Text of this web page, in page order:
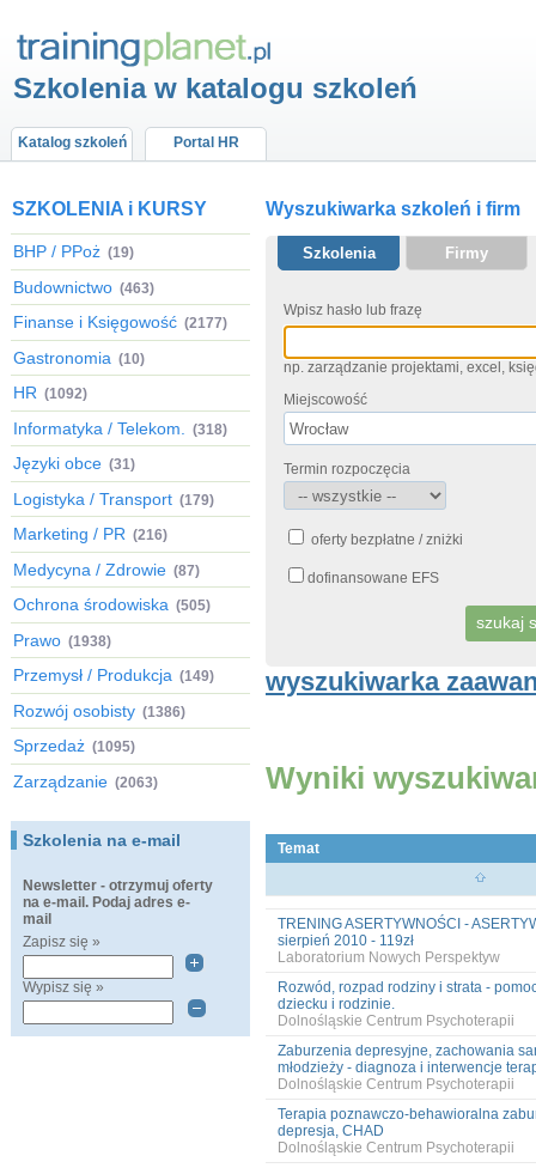
Szkolenia w katalogu szkoleń
Katalog szkoleń Portal HR
SZKOLENIA i KURSY
BHP / PPoż (19)
Budownictwo (463)
Finanse i Księgowość (2177)
Gastronomia (10)
HR (1092)
Informatyka / Telekom. (318)
Języki obce (31)
Logistyka / Transport (179)
Marketing / PR (216)
Medycyna / Zdrowie (87)
Ochrona środowiska (505)
Prawo (1938)
Przemysł / Produkcja (149)
Rozwój osobisty (1386)
Sprzedaż (1095)
Zarządzanie (2063)
Szkolenia na e-mail
Newsletter - otrzymuj oferty
na e-mail. Podaj adres e-
mail
Zapisz się »
Wypisz się »
Wyszukiwarka szkoleń i firm
Szkolenia Firmy
Wpisz hasło lub frazę
np. zarządzanie projektami, excel,
Miejscowość
Termin rozpoczęcia
oferty bezpłatne / zniżki
dofinansowane EFS
wyszukiwarka
Wyniki
Temat
TRENING ASERTYWNOŚCI -
sierpień 2010 - 119zł
Laboratorium Nowych Perspektyw
Rozwód, rozpad rodziny i strata -
dziecku i rodzinie.
Dolnośląskie Centrum Psychoterapii
Zaburzenia depresyjne, zachowania
młodzieży - diagnoza i interwencje
Dolnośląskie Centrum Psychoterapii
Terapia poznawczo-behawioralna
depresja, CHAD
Dolnośląskie Centrum Psychoterapii